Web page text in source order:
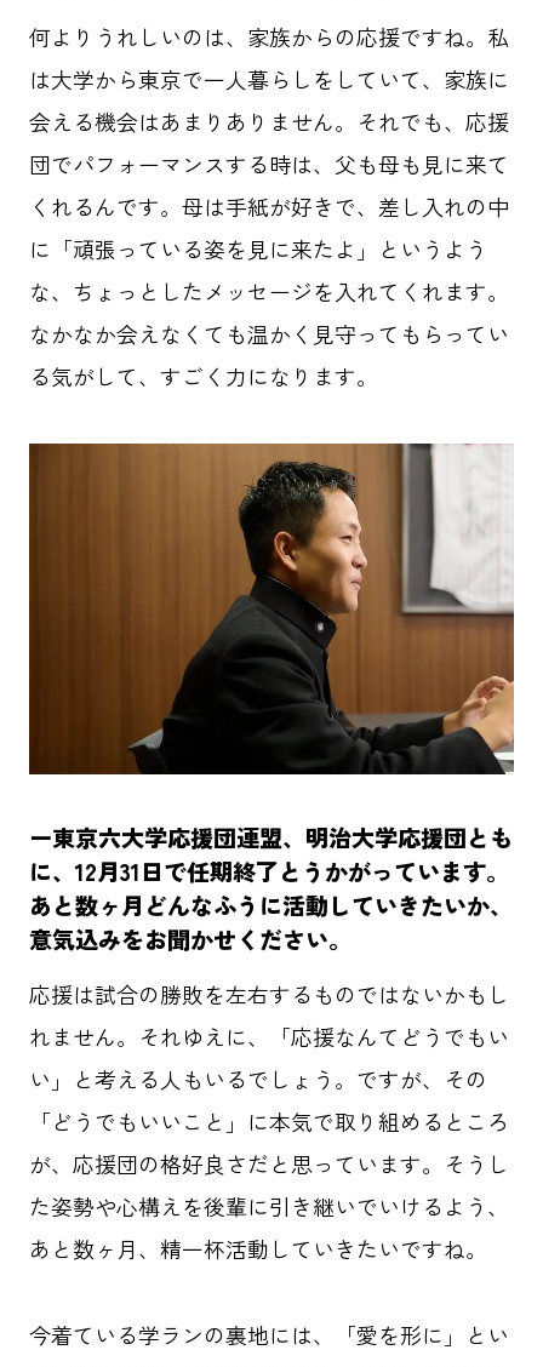
何よりうれしいのは、家族からの応援ですね。私
は大学から東京で一人暮らしをしていて、家族に
会える機会はあまりありません。それでも、応援
団でパフォーマンスする時は、父も母も見に来て
くれるんです。母は手紙が好きで、差し入れの中
に「頑張っている姿を見に来たよ」というよう
な、ちょっとしたメッセージを入れてくれます。
なかなか会えなくても温かく見守ってもらってい
る気がして、すごく力になります。
ー東京六大学応援団連盟、明治大学応援団とも
に、12月31日で任期終了とうかがっています。
あと数ヶ月どんなふうに活動していきたいか、
意気込みをお聞かせください。
応援は試合の勝敗を左右するものではないかもし
れません。それゆえに、「応援なんてどうでもい
い」と考える人もいるでしょう。ですが、その
「どうでもいいこと」に本気で取り組めるところ
が、応援団の格好良さだと思っています。そうし
た姿勢や心構えを後輩に引き継いでいけるよう、
あと数ヶ月、精一杯活動していきたいですね。
今着ている学ランの裏地には、「愛を形に」とい